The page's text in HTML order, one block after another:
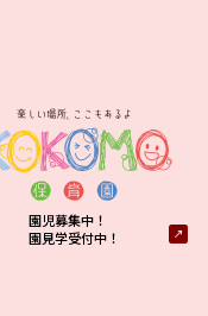
園児募集中！
園見学受付中！